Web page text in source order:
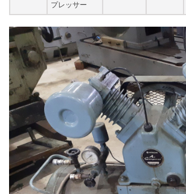
プレッサー